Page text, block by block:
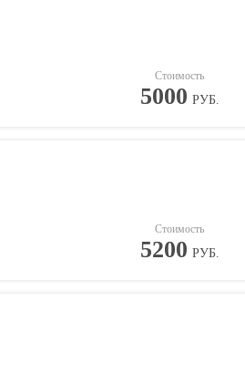
Стоимость
5000 РУБ.
Стоимость
5200 РУБ.